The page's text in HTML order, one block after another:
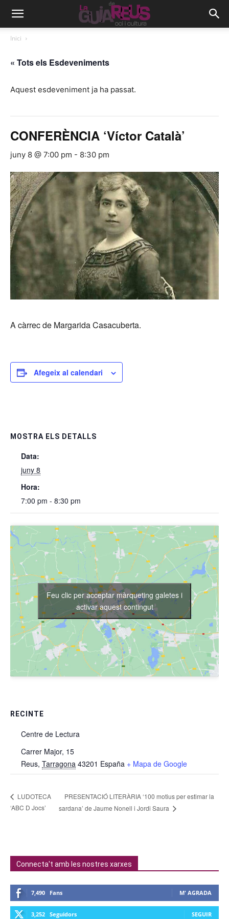
Inici
« Tots els Esdeveniments
Aquest esdeveniment ja ha passat.
CONFERÈNCIA ‘Víctor Català’
juny 8 @ 7:00 pm - 8:30 pm
A càrrec de Margarida Casacuberta.
Afegeix al calendari
MOSTRA ELS DETALLS
Data:
juny 8
Hora:
7:00 pm - 8:30 pm
RECINTE
Centre de Lectura
Carrer Major, 15
Reus, Tarragona 43201 España + Mapa de Google
Feu clic per acceptar màrqueting galetes i
activar aquest contingut
LUDOTECA
‘ABC D Jocs’
PRESENTACIÓ LITERÀRIA ‘100 motius per estimar la
sardana’ de Jaume Nonell i Jordi Saura
Connecta't amb les nostres xarxes
7,490 Fans M' AGRADA
3,252 Seguidors SEGUIR